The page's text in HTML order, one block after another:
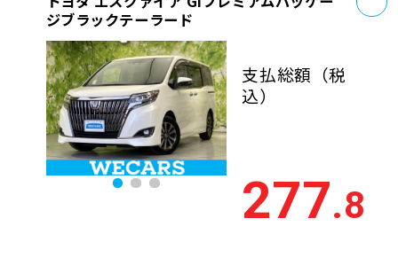
ジブラックテーラード
支払総額 （税
込）
277.8